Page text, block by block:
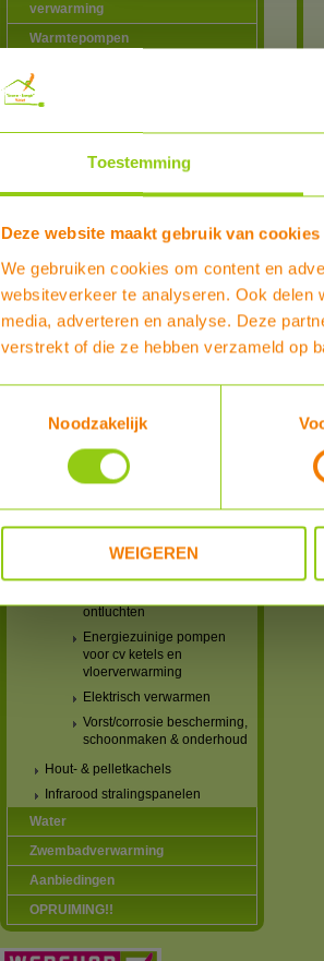
Toestemming
Deze website maakt gebruik van cookies
We gebruiken cookies om content en
websiteverkeer te analyseren. Ook
media, adverteren en analyse. Deze
verstrekt of die ze hebben verzameld op
Noodzakelijk
WEIGEREN
verwarming
Warmtepompen
Douche warmte-terugwinning
Elektrische vervoermiddelen
Ventilatie
Verlichting
Verwarming
Centrale verwarming
Thermostaten en
regelingen
Klok-thermostatische
toebehoren
radiatorkranen
Tado X
Honeywell Evohome
Zoneregeling
Radiatorfolie en
ontluchten
Energiezuinige pompen
voor cv ketels en
vloerverwarming
Elektrisch verwarmen
Vorst/corrosie bescherming,
schoonmaken & onderhoud
Hout- & pelletkachels
Infrarood stralingspanelen
Water
Zwembadverwarming
Aanbiedingen
OPRUIMING!!